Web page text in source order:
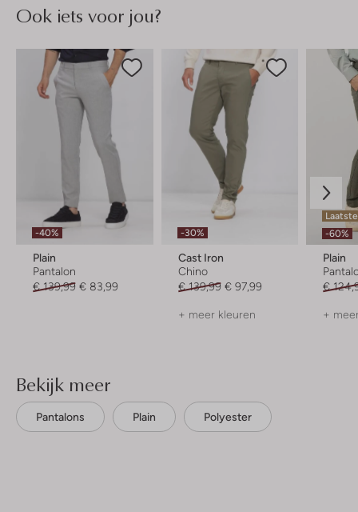
Ook iets voor jou?
-40%
Plain
Pantalon
€ 139,99 € 83,99
-30%
Cast Iron
Chino
€ 139,99 € 97,99
+ meer kleuren
-60%
Plain
€
+
Bekijk meer
Pantalons Plain Polyester